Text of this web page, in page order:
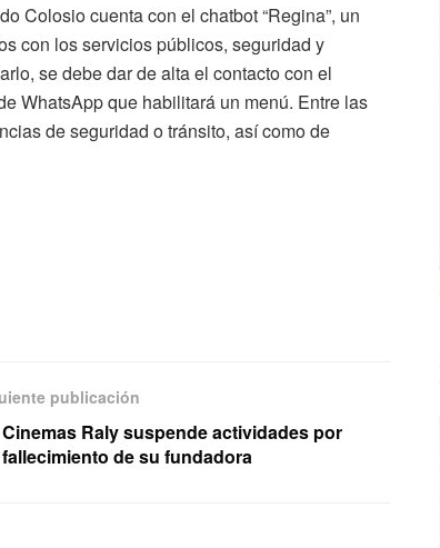
Colosio cuenta con el chatbot “Regina”, un
con los servicios públicos, seguridad y
se debe dar de alta el contacto con el
WhatsApp que habilitará un menú. Entre las
de seguridad o tránsito, así como de
publicación
Cinemas Raly suspende actividades por
fallecimiento de su fundadora